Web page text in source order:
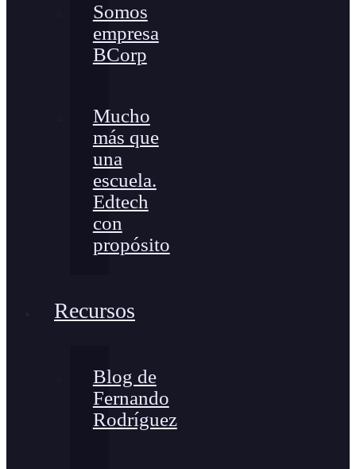
Somos
empresa
BCorp
Mucho
más que
una
escuela.
Edtech
con
propósito
Recursos
Blog de
Fernando
Rodríguez